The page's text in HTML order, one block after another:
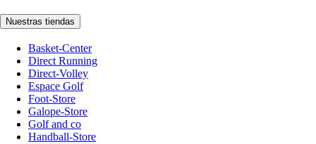
Nuestras tiendas
Basket-Center
Direct Running
Direct-Volley
Espace Golf
Foot-Store
Galope-Store
Golf and co
Handball-Store